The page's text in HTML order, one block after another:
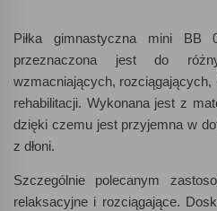
Piłka gimnastyczna mini BB
przeznaczona jest do
wzmacniających,
rehabilitacji. Wykonana jest z
dzięki czemu jest przyjemna w
z dłoni.
Szczególnie polecanym
relaksacyjne i rozciągające.